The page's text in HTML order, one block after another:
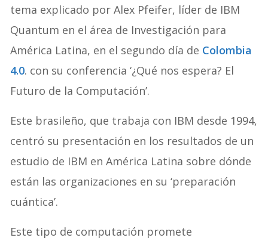
tema explicado por Alex Pfeifer, líder de IBM
Quantum en el área de Investigación para
América Latina, en el segundo día de Colombia
4.0. con su conferencia ‘¿Qué nos espera? El
Futuro de la Computación’.
Este brasileño, que trabaja con IBM desde 1994,
centró su presentación en los resultados de un
estudio de IBM en América Latina sobre dónde
están las organizaciones en su ‘preparación
cuántica’.
Este tipo de computación promete